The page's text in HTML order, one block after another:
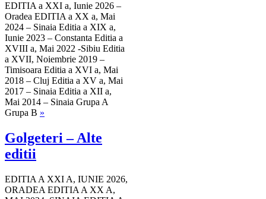
EDITIA a XXI a, Iunie 2026 –
Oradea EDITIA a XX a, Mai
2024 – Sinaia Editia a XIX a,
Iunie 2023 – Constanta Editia a
XVIII a, Mai 2022 -Sibiu Editia
a XVII, Noiembrie 2019 –
Timisoara Editia a XVI a, Mai
2018 – Cluj Editia a XV a, Mai
2017 – Sinaia Editia a XII a,
Mai 2014 – Sinaia Grupa A
Grupa B »
Golgeteri – Alte
editii
EDITIA A XXI A, IUNIE 2026,
ORADEA EDITIA A XX A,